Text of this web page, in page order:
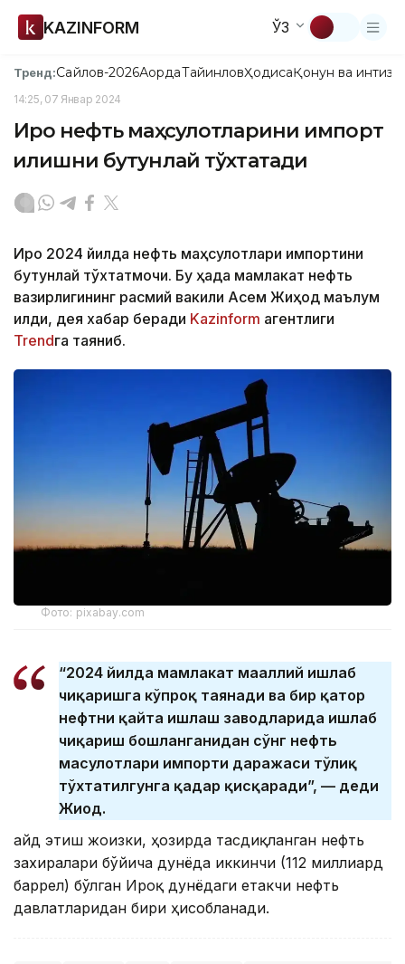
KAZINFORM ЎЗ
Тренд:Сайлов-2026АқордаТайинловҲодисаҚонун ва
14:25, 07 Январ 2024
Ироқ нефть маҳсулотларини импорт
қилишни бутунлай тўхтатади
Ироқ 2024 йилда нефть маҳсулотлари импортини
бутунлай тўхтатмоқчи. Бу ҳақда мамлакат нефть
вазирлигининг расмий вакили Асем Жиҳод маълум
қилди, дея хабар беради Kazinform агентлиги
Trendга таяниб.
Фото: pixabay.com
“2024 йилда мамлакат маҳаллий ишлаб
чиқаришга кўпроқ таянади ва бир қатор
нефтни қайта ишлаш заводларида ишлаб
чиқариш бошланганидан сўнг нефть
маҳсулотлари импорти даражаси тўлиқ
тўхтатилгунга қадар қисқаради”, — деди
Жиҳод.
Қайд этиш жоизки, ҳозирда тасдиқланган нефть
захиралари бўйича дунёда иккинчи (112 миллиард
баррел) бўлган Ироқ дунёдаги етакчи нефть
давлатларидан бири ҳисобланади.